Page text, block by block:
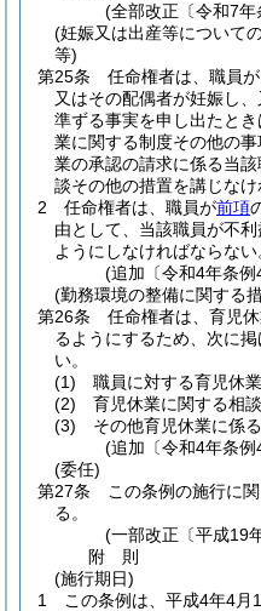
(全部改正〔令和7年
(妊娠又は出産等について
等)
第25条
任命権者は、職員
又はその配偶者が妊娠し
準ずる事実を申し出たと
業に関する制度その他の
業の承認の請求に係る当
談その他の措置を講じなけ
2
任命権者は、職員が前項
由として、当該職員が不
ようにしなければならない
(追加〔令和4年条例
(勤務環境の整備に関する
第26条
任命権者は、育児
るようにするため、次に
い。
(1)
職員に対する育児休
(2)
育児休業に関する相
(3)
その他育児休業に係
(追加〔令和4年条例
(委任)
第27条
この条例の施行に
る。
(一部改正〔平成19
附 則
(施行期日)
1
この条例は、平成4年4月